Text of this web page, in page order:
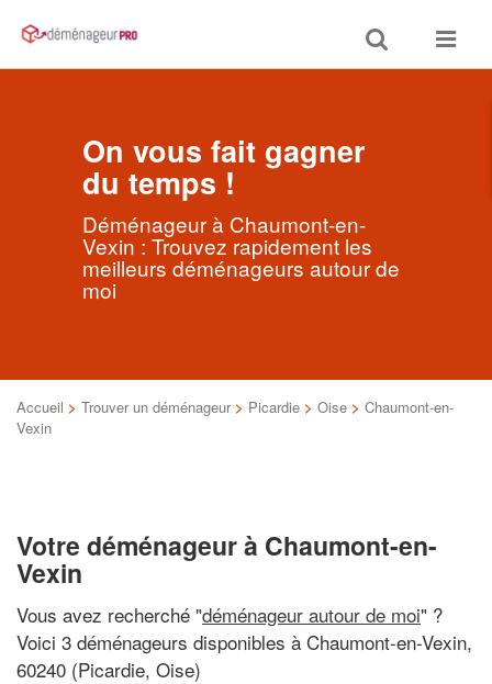
Toggle
search
Toggle
On vous fait gagner
du temps !
Déménageur à Chaumont-en-
Vexin : Trouvez rapidement les
meilleurs déménageurs autour de
moi
Accueil > Trouver un déménageur > Picardie > Oise > Chaumont-en-
Vexin
Votre déménageur à Chaumont-en-
Vexin
Vous avez recherché "déménageur autour de moi" ?
Voici 3 déménageurs disponibles à Chaumont-en-Vexin,
60240 (Picardie, Oise)